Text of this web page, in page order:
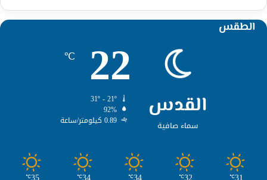
الطقس
القدس
سماء صافية
22
℃
92%
0.89 كيلومتر/ساعة
℃
℃
℃
℃
℃